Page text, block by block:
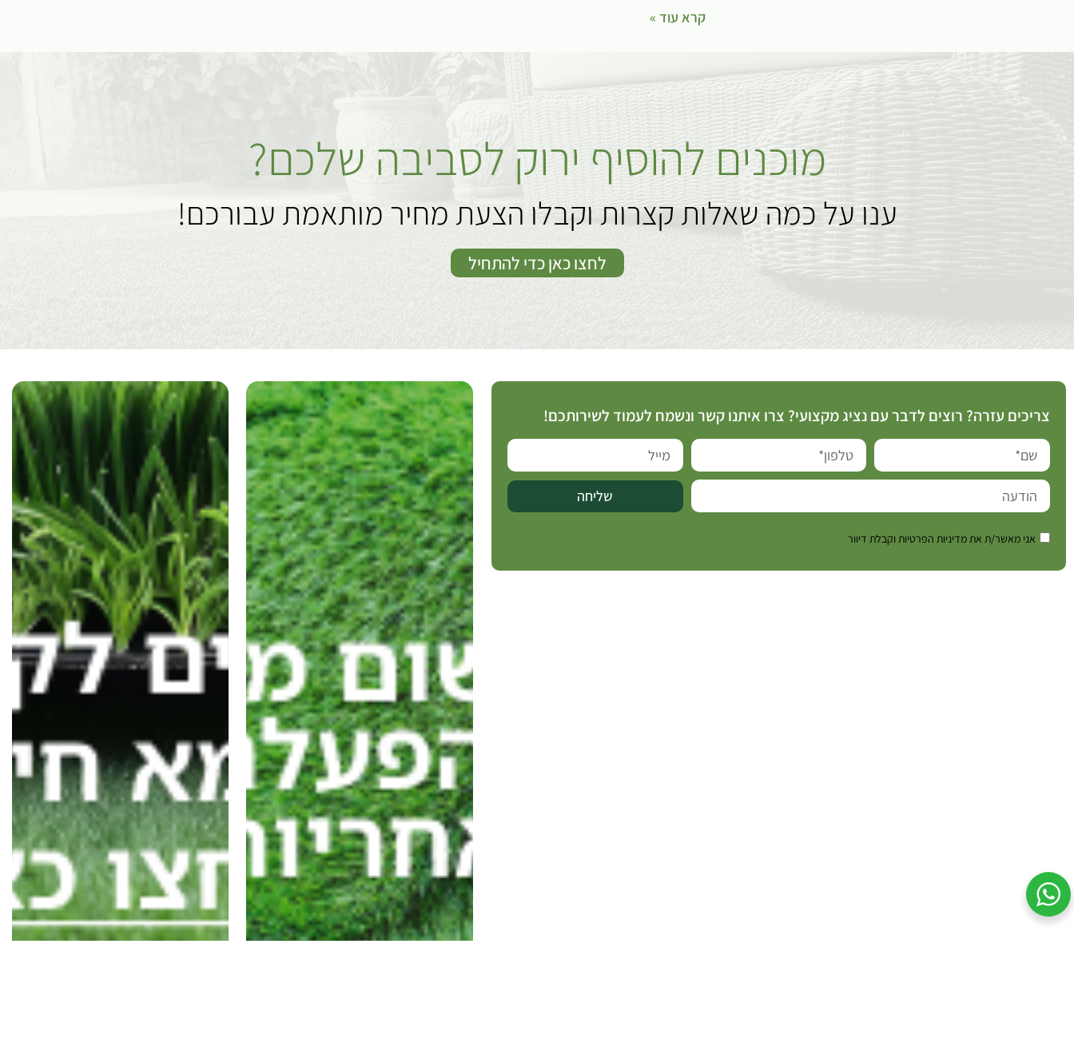
קרא עוד »
מוכנים להוסיף ירוק לסביבה שלכם?
ענו על כמה שאלות קצרות וקבלו הצעת מחיר מותאמת עבורכם!
לחצו כאן כדי להתחיל
צריכים עזרה? רוצים לדבר עם נציג מקצועי? צרו איתנו קשר ונשמח לעמוד לשירותכם!
אני מאשר/ת את מדיניות הפרטיות וקבלת דיוור
שליחה